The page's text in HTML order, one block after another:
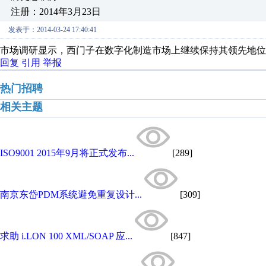
注册：2014年3月23日
发表于：2014-03-24 17:40:41
市场调研显示，西门子在数字化制造市场上继续保持其领先地
回复 引用 举报
热门招聘
相关主题
ISO9001 2015年9月将正式发布... [289]
南京东岱PDM系统避免重复设计... [309]
求助 i.LON 100 XML/SOAP 应... [847]